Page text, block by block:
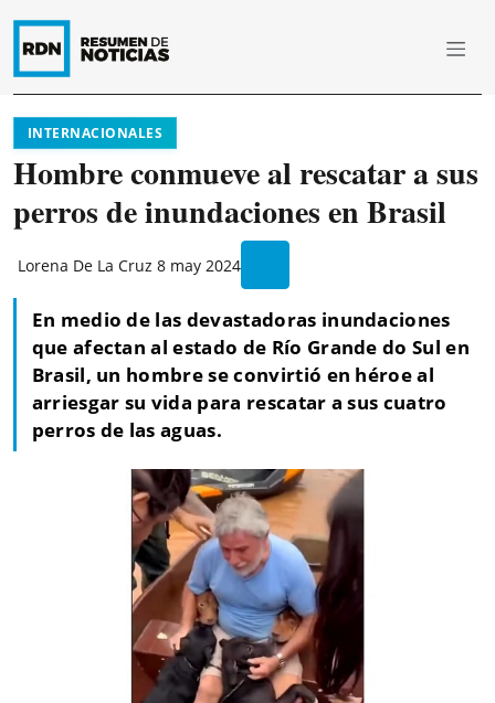
INTERNACIONALES
Hombre conmueve al rescatar a sus
perros de inundaciones en Brasil
Lorena De La Cruz 8 may 2024
En medio de las devastadoras inundaciones
que afectan al estado de Río Grande do Sul en
Brasil, un hombre se convirtió en héroe al
arriesgar su vida para rescatar a sus cuatro
perros de las aguas.